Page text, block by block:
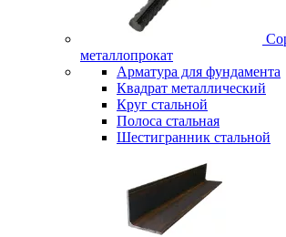
металлопрокат
Арматура для фундамента
Квадрат металлический
Круг стальной
Полоса стальная
Шестигранник стальной